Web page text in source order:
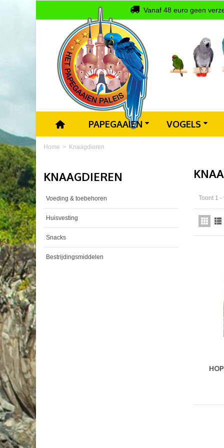
Vanaf 48 euro geen
PAPEGAAIEN VOGELS
Home > Knaagdieren
KNAAGDIEREN
Voeding & toebehoren
Huisvesting
Snacks
Bestrijdingsmiddelen
Toont 1 -